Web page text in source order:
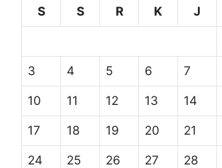
S
S R K J
3 4 5 6 7
10 11 12 13 14
17 18 19 20 21
24 25 26 27 28